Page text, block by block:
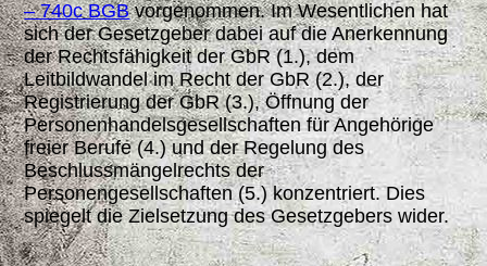
– 740c BGBvorgenommen. Im Wesentlichen hat
sich der Gesetzgeber dabei auf die Anerkennung
der Rechtsfähigkeit der GbR (1.), dem
Leitbildwandel im Recht der GbR (2.), der
Registrierung der GbR (3.), Öffnung der
Personenhandelsgesellschaften für Angehörige
freier Berufe (4.) und der Regelung des
Beschlussmängelrechts der
Personengesellschaften (5.) konzentriert. Dies
spiegelt die Zielsetzung des Gesetzgebers wider.